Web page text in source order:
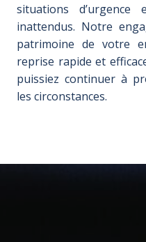
situations
inattendus. Notre
patrimoine de votre
reprise rapide et
puissiez continuer à
les circonstances.